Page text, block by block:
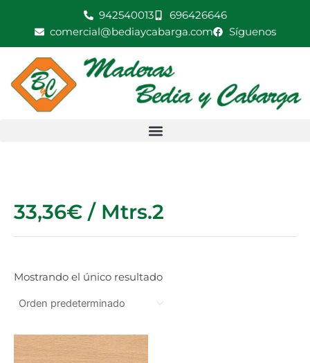
942540013
696426646
comercial@bediaycabarga.com
Síguenos
33,36€ / Mtrs.2
Mostrando el único resultado